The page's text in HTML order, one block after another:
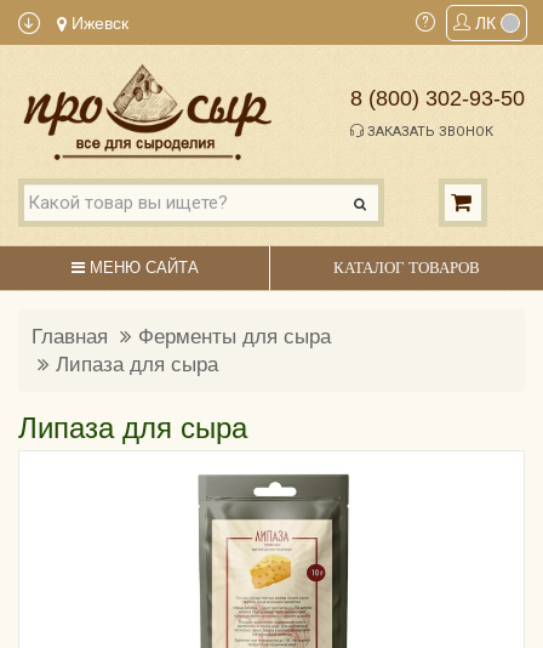
Ижевск ЛК
8 (800) 302-93-50
ЗАКАЗАТЬ ЗВОНОК
МЕНЮ САЙТА КАТАЛОГ ТОВАРОВ
Главная
Ферменты для сыра
Липаза для сыра
Липаза для сыра